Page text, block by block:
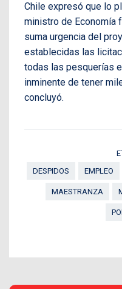
Chile expresó que lo
ministro de Economía
suma urgencia del
establecidas las
todas las pesquerías
inminente de tener
concluyó.
DESPIDOS
EMPLEO
MAESTRANZA